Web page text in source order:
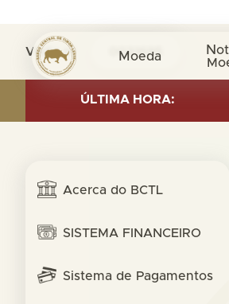
Moeda Notas &
Visita nº 0031695
ÚLTIMA HORA:
INVESTMENT AS OF 30 SEP.
Acerca do BCTL
SISTEMA FINANCEIRO
Sistema de Pagamentos